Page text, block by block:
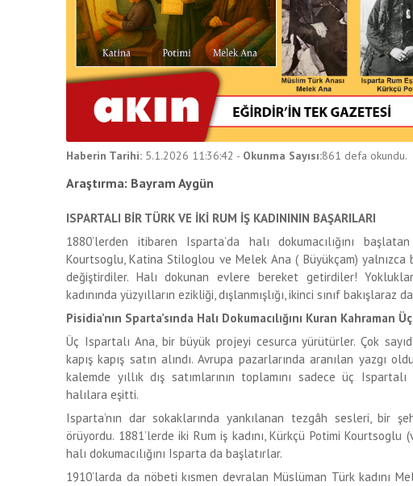
Haberin Tarihi: 5.1.2026 11:36:42 - Okunma Sayısı:861 defa okundu.
Araştırma: Bayram Aygün
ISPARTALI BİR TÜRK VE İKİ RUM İŞ KADINININ BAŞARILARI
1880’lerden itibaren Isparta’da halı dokumacılığını
Kourtsoglu, Katina Stiloglou ve Melek Ana ( Büyükçam) yalnızca
değiştirdiler. Halı dokunan evlere bereket getirdiler!
kadınında yüzyılların ezikliği, dışlanmışlığı, ikinci sınıf bakışlaraz
Pisidia’nın Sparta’sında Halı Dokumacılığını Kuran Kahraman
Üç Ispartalı Ana, bir büyük projeyi cesurca yürütürler. Çok
kapış kapış satın alındı. Avrupa pazarlarında aranılan yazgı
kalemde yıllık dış satımlarının toplamını sadece üç
halılara eşitti.
Isparta’nın dar sokaklarında yankılanan tezgâh sesleri, bir
örüyordu. 1881’lerde iki Rum iş kadını, Kürkçü Potimi
halı dokumacılığını Isparta da başlatırlar.
1910’larda da nöbeti kısmen devralan Müslüman Türk kadını